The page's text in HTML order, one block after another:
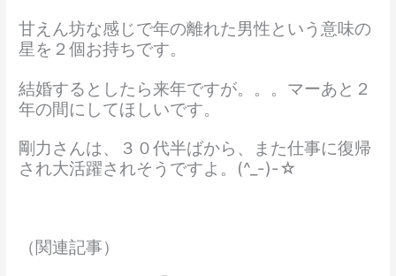
甘えん坊な感じで年の離れた男性という意味の
星を２個お持ちです。
結婚するとしたら来年ですが。。。マーあと２
年の間にしてほしいです。
剛力さんは、３０代半ばから、また仕事に復帰
され大活躍されそうですよ。(^_-)-☆
（関連記事）